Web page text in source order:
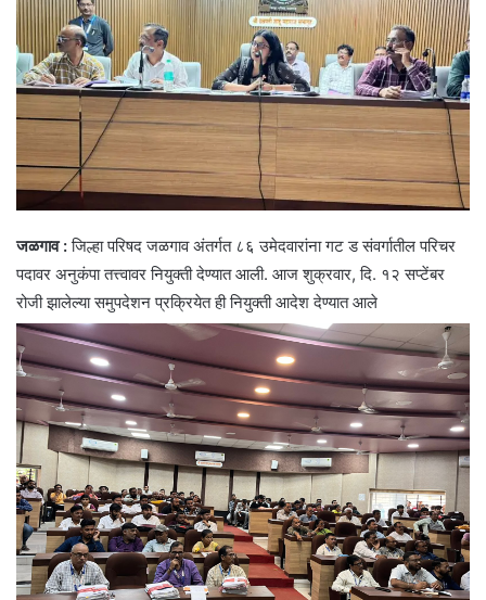
जळगाव :जिल्हा परिषद जळगाव अंतर्गत ८६ उमेदवारांना गट ड संवर्गातील परिचर
पदावर अनुकंपा तत्त्वावर नियुक्ती देण्यात आली. आज शुक्रवार, दि. १२ सप्टेंबर
रोजी झालेल्या समुपदेशन प्रक्रियेत ही नियुक्ती आदेश देण्यात आले